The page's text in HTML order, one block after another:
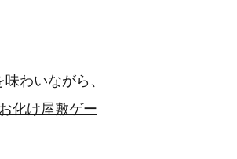
わいながら、
化け屋敷ゲー